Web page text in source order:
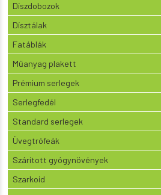
Díszdobozok
Dísztálak
Fatáblák
Műanyag plakett
Prémium serlegek
Serlegfedél
Standard serlegek
Üvegtrófeák
Szárított gyógynövények
Szarkoid